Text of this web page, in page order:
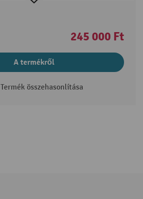
245 000 Ft
A termékről
Termék összehasonlítása